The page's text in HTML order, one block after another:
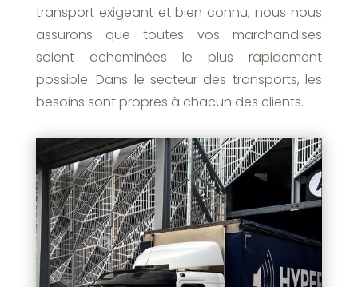
transport exigeant et bien connu, nous nous
assurons que toutes vos marchandises
soient acheminées le plus rapidement
possible. Dans le secteur des transports, les
besoins sont propres à chacun des clients.